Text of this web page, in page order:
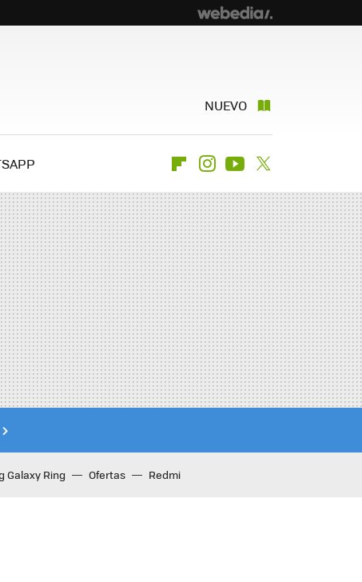
NUEVO
FlipboardInstagramYoutube
Galaxy Ring Ofertas Redmi